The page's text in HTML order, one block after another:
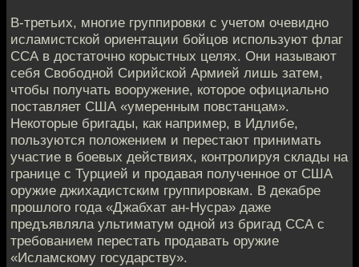
В-третьих, многие группировки с учетом очевидно
исламистской ориентации бойцов используют флаг
ССА в достаточно корыстных целях. Они называют
себя Свободной Сирийской Армией лишь затем,
чтобы получать вооружение, которое официально
поставляет США «умеренным повстанцам».
Некоторые бригады, как например, в Идлибе,
пользуются положением и перестают принимать
участие в боевых действиях, контролируя склады на
границе с Турцией и продавая полученное от США
оружие джихадистским группировкам. В декабре
прошлого года «Джабхат ан-Нусра» даже
предъявляла ультиматум одной из бригад ССА с
требованием перестать продавать оружие
«Исламскому государству».